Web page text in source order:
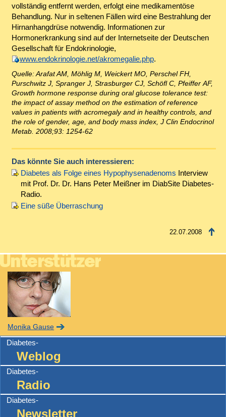
vollständig entfernt werden, erfolgt eine medikamentöse
Behandlung. Nur in seltenen Fällen wird eine Bestrahlung der
Hirnanhangdrüse notwendig. Informationen zur
Hormonerkrankung sind auf der Internetseite der Deutschen
Gesellschaft für Endokrinologie,
www.endokrinologie.net/akromegalie.php.
Quelle: Arafat AM, Möhlig M, Weickert MO, Perschel FH,
Purschwitz J, Spranger J, Strasburger CJ, Schöfl C, Pfeiffer AF,
Growth hormone response during oral glucose tolerance test:
the impact of assay method on the estimation of reference
values in patients with acromegaly and in healthy controls, and
the role of gender, age, and body mass index, J Clin Endocrinol
Metab. 2008;93: 1254-62
Das könnte Sie auch interessieren:
Diabetes als Folge eines Hypophysenadenoms Interview
mit Prof. Dr. Dr. Hans Peter Meißner im DiabSite Diabetes-
Radio.
Eine süße Überraschung
22.07.2008
Monika Gause
Diabetes-
Weblog
Diabetes-
Radio
Diabetes-
Newsletter